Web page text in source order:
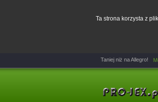
Ta strona korzysta z
Taniej niż na Allegro!